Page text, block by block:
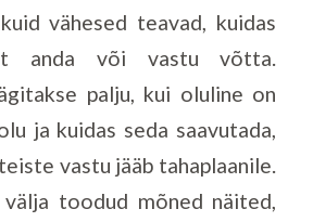
vähesed teavad, kuidas
anda või vastu võtta.
palju, kui oluline on
ja kuidas seda saavutada,
vastu jääb tahaplaanile.
toodud mõned näited,